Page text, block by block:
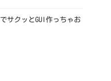
サクッとGUI作っちゃお